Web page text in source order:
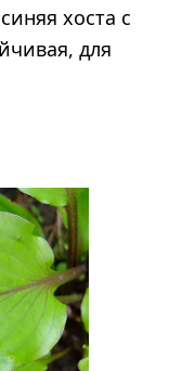
хоста с
для